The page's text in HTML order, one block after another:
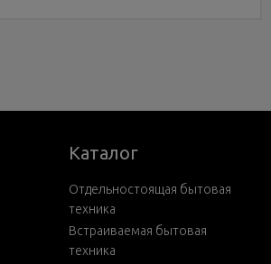
Каталог
Отдельностоящая бытовая
техника
Встраиваемая бытовая
техника